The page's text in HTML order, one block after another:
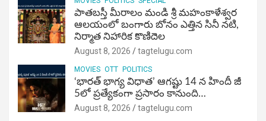
పాతబస్తీ మీరాలం మండి శ్రీ మహంకాళేశ్వర
ఆలయంలో బంగారు బోనం ఎత్తిన సినీ నటి,
నిర్మాత నిహారిక కొణిదెల
August 8, 2026 tagtelugu.com
MOVIES OTT POLITICS
‘భారత్ భాగ్య విధాత’ ఆగష్టు 14 న హిందీ జీ
5లో ప్రత్యేకంగా ప్రసారం కానుంది…
August 8, 2026 tagtelugu.com